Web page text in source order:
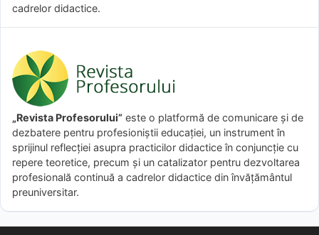
cadrelor didactice.
„Revista Profesorului” este o platformă de comunicare și de
dezbatere pentru profesioniștii educației, un instrument în
sprijinul reflecției asupra practicilor didactice în conjuncție cu
repere teoretice, precum și un catalizator pentru dezvoltarea
profesională continuă a cadrelor didactice din învățământul
preuniversitar.